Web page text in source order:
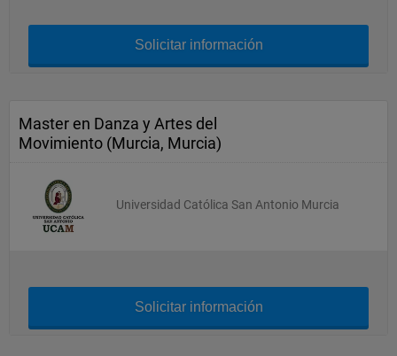
Solicitar información
Master en Danza y Artes del
Movimiento (Murcia, Murcia)
Universidad Católica San Antonio Murcia
Solicitar información